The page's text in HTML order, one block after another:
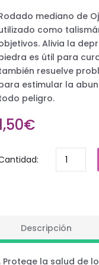
mediano de
como
Alivia la
es útil para
resuelve
estimular la
peligro.
Descripción
la salud de